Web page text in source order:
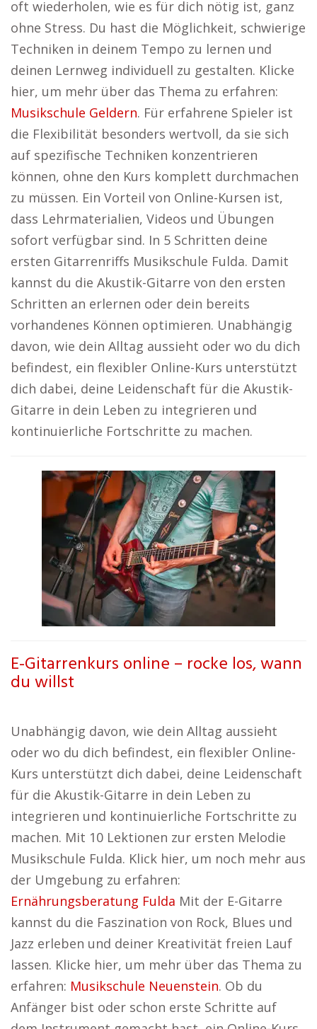
oft wiederholen, wie es für dich nötig ist, ganz
ohne Stress. Du hast die Möglichkeit, schwierige
Techniken in deinem Tempo zu lernen und
deinen Lernweg individuell zu gestalten. Klicke
hier, um mehr über das Thema zu erfahren:
Musikschule Geldern. Für erfahrene Spieler ist
die Flexibilität besonders wertvoll, da sie sich
auf spezifische Techniken konzentrieren
können, ohne den Kurs komplett durchmachen
zu müssen. Ein Vorteil von Online-Kursen ist,
dass Lehrmaterialien, Videos und Übungen
sofort verfügbar sind. In 5 Schritten deine
ersten Gitarrenriffs Musikschule Fulda. Damit
kannst du die Akustik-Gitarre von den ersten
Schritten an erlernen oder dein bereits
vorhandenes Können optimieren. Unabhängig
davon, wie dein Alltag aussieht oder wo du dich
befindest, ein flexibler Online-Kurs unterstützt
dich dabei, deine Leidenschaft für die Akustik-
Gitarre in dein Leben zu integrieren und
kontinuierliche Fortschritte zu machen.
E-Gitarrenkurs online – rocke los, wann
du willst
Unabhängig davon, wie dein Alltag aussieht
oder wo du dich befindest, ein flexibler Online-
Kurs unterstützt dich dabei, deine Leidenschaft
für die Akustik-Gitarre in dein Leben zu
integrieren und kontinuierliche Fortschritte zu
machen. Mit 10 Lektionen zur ersten Melodie
Musikschule Fulda. Klick hier, um noch mehr aus
der Umgebung zu erfahren:
Ernährungsberatung Fulda Mit der E-Gitarre
kannst du die Faszination von Rock, Blues und
Jazz erleben und deiner Kreativität freien Lauf
lassen. Klicke hier, um mehr über das Thema zu
erfahren: Musikschule Neuenstein. Ob du
Anfänger bist oder schon erste Schritte auf